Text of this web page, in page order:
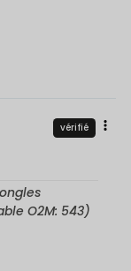
vérifié
O2M: 543)